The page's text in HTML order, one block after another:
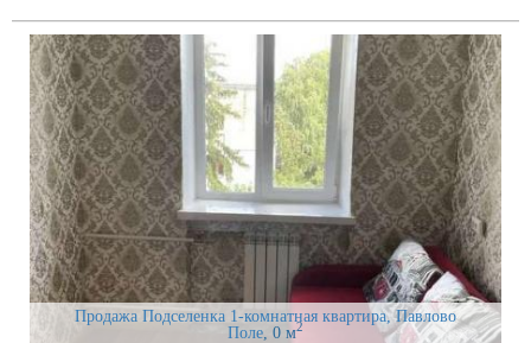
Продажа Подселенка 1-комнатная квартира, Павлово
Поле , 0 м2